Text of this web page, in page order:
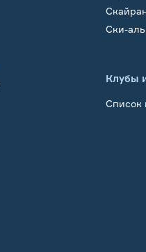
Ски-
Клубы
Список